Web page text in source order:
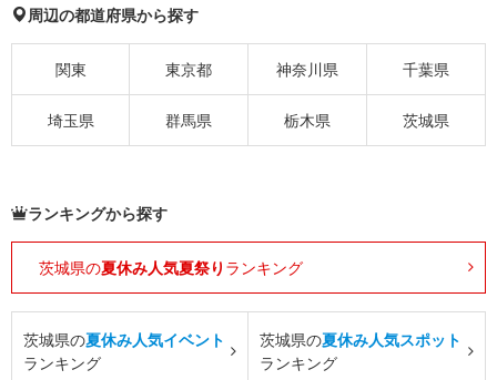
周辺の都道府県から探す
関東 東京都 神奈川県 千葉県
埼玉県 群馬県 栃木県 茨城県
ランキングから探す
茨城県の夏休み人気夏祭り ランキング
茨城県の夏休み人気イベント
ランキング
茨城県の夏休み人気スポット
ランキング